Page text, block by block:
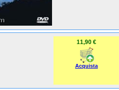
11,90 €
Acquista